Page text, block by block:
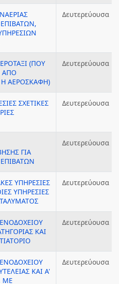
Δευτερεύουσα
(ΠΟΥ
ΑΠΟ
Η ΑΕΡΟΣΚΑΦΗ)
Δευτερεύουσα
ΣΧΕΤΙΚΕΣ
Δευτερεύουσα
ΓΙΑ
Δευτερεύουσα
ΥΠΗΡΕΣΙΕΣ
ΥΠΗΡΕΣΙΕΣ
Δευτερεύουσα
ΚΑΙ
Δευτερεύουσα
ΚΑΙ Α'
ΜΕ
Δευτερεύουσα